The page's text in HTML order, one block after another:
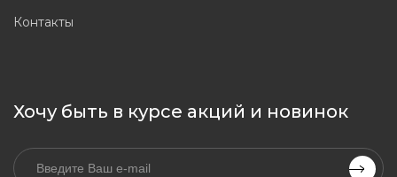
Контакты
Хочу быть в курсе акций и новинок